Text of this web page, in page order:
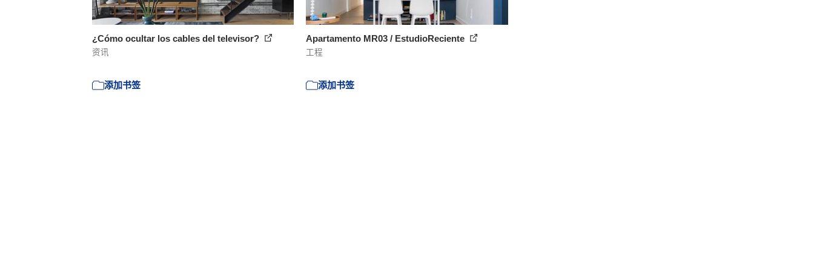
¿Cómo ocultar los cables del televisor?
资讯
添加书签
Apartamento MR03 / EstudioReciente
工程
添加书签